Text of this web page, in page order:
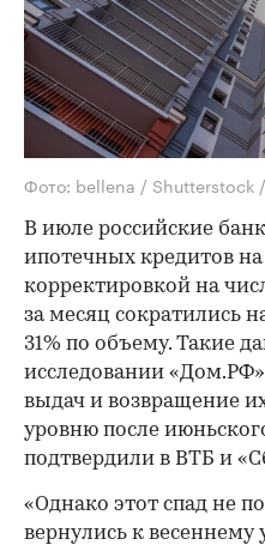
Фото: bellena / Shutterstock
В июле российские
ипотечных кредитов
корректировкой на
за месяц сократились
31% по объему. Такие
исследовании
выдач и возвращение
уровню после
подтвердили в ВТБ и
«Однако этот спад не
вернулись к весеннему